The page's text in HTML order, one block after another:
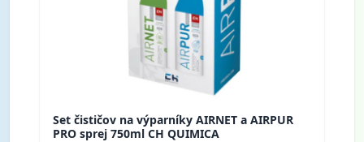
Set čističov na výparníky AIRNET a AIRPUR
PRO sprej 750ml CH QUIMICA